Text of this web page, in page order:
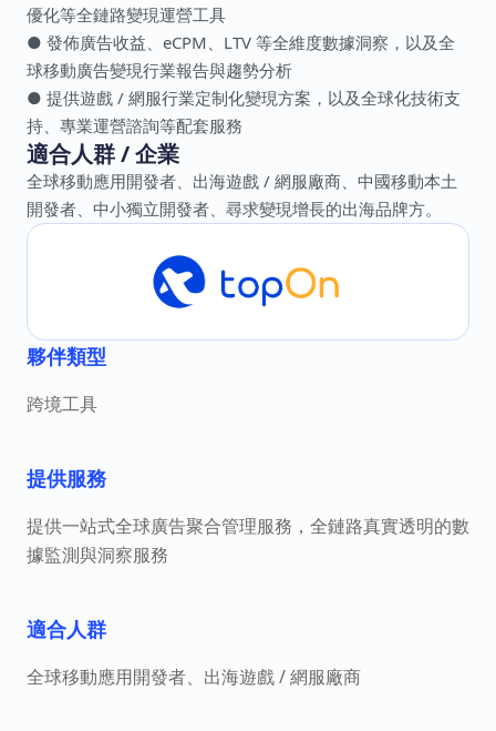
優化等全鏈路變現運營工具
● 發佈廣告收益、eCPM、LTV 等全維度數據洞察，以及全
球移動廣告變現行業報告與趨勢分析
● 提供遊戲 / 網服行業定制化變現方案，以及全球化技術支
持、專業運營諮詢等配套服務
適合人群 / 企業
全球移動應用開發者、出海遊戲 / 網服廠商、中國移動本土
開發者、中小獨立開發者、尋求變現增長的出海品牌方。
夥伴類型
跨境工具
提供服務
提供一站式全球廣告聚合管理服務，全鏈路真實透明的數
據監測與洞察服務
適合人群
全球移動應用開發者、出海遊戲 / 網服廠商